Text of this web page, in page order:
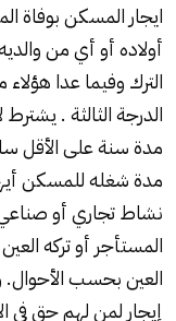
ايجار المسكن بوفاة
أولاده أو أي من
الترك وفيما عدا
الدرجة الثالثة .
مدة سنة على الأقل
مدة شغله للمسكن
نشاط تجاري أو صناعي
المستأجر أو تركه
العين بحسب الأحوال.
إيجار لمن لهم حق في